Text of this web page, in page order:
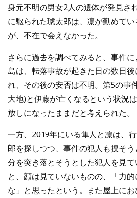
身元不明の男女2人の遺体が発見さ
に駆られた琥太郎は、凛が勤めて
が、不在で会えなかった。
さらに過去を調べてみると、事件
島は、転落事故が起きた日の数日
れ、その後の安否は不明。第5の事
大地)と伊藤が亡くなるという状況
放しになったままだと考えられた。
一方、2019年にいる隼人と凛は、
郎を探しつつ、事件の犯人も捜そ
分を突き落とそうとした犯人を見
と、顔は見ていないものの、「力
な」と思ったという。また屋上に